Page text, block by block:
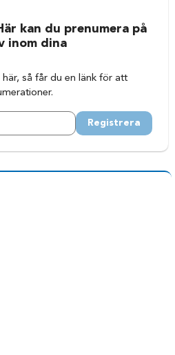
kan du prenumera på
inom dina
så får du en länk för att
Registrera